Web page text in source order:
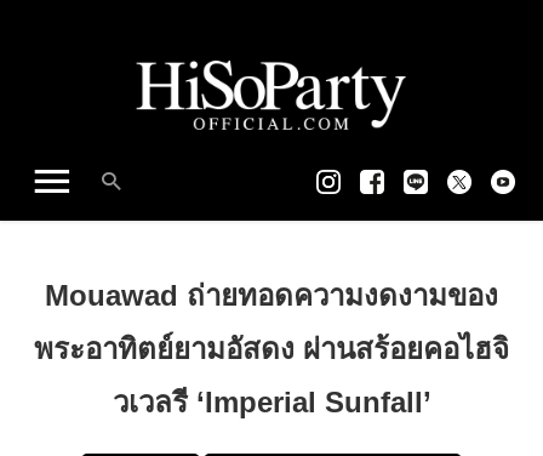
Mouawad ถ่ายทอดความงดงามของ
พระอาทิตย์ยามอัสดง ผ่านสร้อยคอไฮจิ
วเวลรี ‘Imperial Sunfall’